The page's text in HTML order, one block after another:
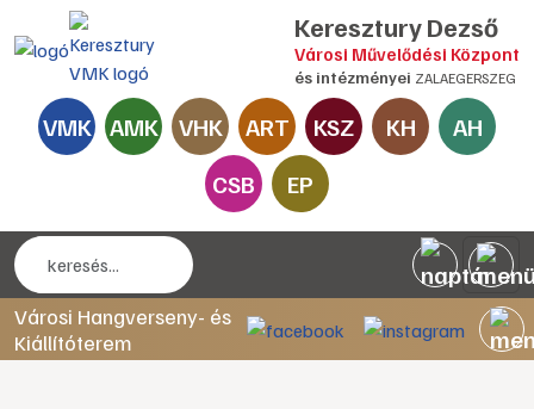
Keresztury Dezső
Városi Művelődési Központ
és intézményei ZALAEGERSZEG
VMK AMK VHK ART KSZ KH
AH
CSB
EP
Városi Hangverseny- és
Kiállítóterem